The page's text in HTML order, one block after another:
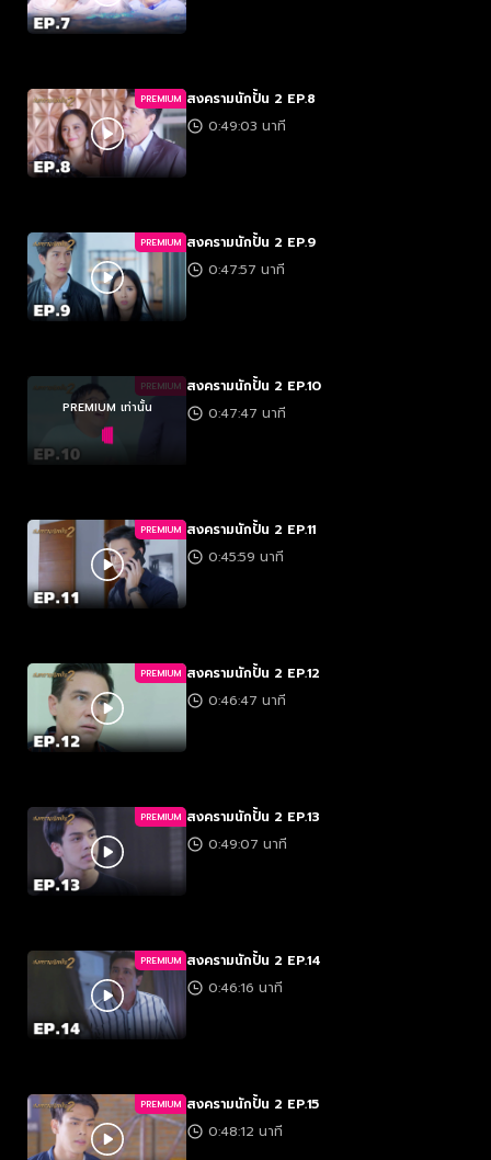
PREMIUM สงครามนักปั้น 2 EP.8
0:49:03 นาที
PREMIUM สงครามนักปั้น 2 EP.9
0:47:57 นาที
PREMIUM
PREMIUM เท่านั้น
สงครามนักปั้น 2 EP.10
0:47:47 นาที
PREMIUM สงครามนักปั้น 2 EP.11
0:45:59 นาที
PREMIUM สงครามนักปั้น 2 EP.12
0:46:47 นาที
PREMIUM สงครามนักปั้น 2 EP.13
0:49:07 นาที
PREMIUM สงครามนักปั้น 2 EP.14
0:46:16 นาที
PREMIUM สงครามนักปั้น 2 EP.15
0:48:12 นาที